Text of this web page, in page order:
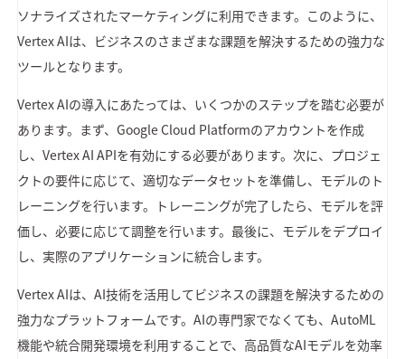
ソナライズされたマーケティングに利用できます。このように、
Vertex AIは、ビジネスのさまざまな課題を解決するための強力な
ツールとなります。
Vertex AIの導入にあたっては、いくつかのステップを踏む必要が
あります。まず、Google Cloud Platformのアカウントを作成
し、Vertex AI APIを有効にする必要があります。次に、プロジェ
クトの要件に応じて、適切なデータセットを準備し、モデルのト
レーニングを行います。トレーニングが完了したら、モデルを評
価し、必要に応じて調整を行います。最後に、モデルをデプロイ
し、実際のアプリケーションに統合します。
Vertex AIは、AI技術を活用してビジネスの課題を解決するための
強力なプラットフォームです。AIの専門家でなくても、AutoML
機能や統合開発環境を利用することで、高品質なAIモデルを効率